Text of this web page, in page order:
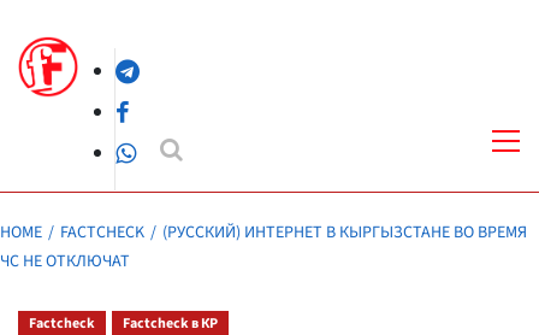
content
Telegram
Facebook
WhatsApp
HOME FACTCHECK
(РУССКИЙ) ИНТЕРНЕТ В КЫРГЫЗСТАНЕ ВО ВРЕМЯ
ЧС НЕ ОТКЛЮЧАТ
Factcheck Factcheck в КР